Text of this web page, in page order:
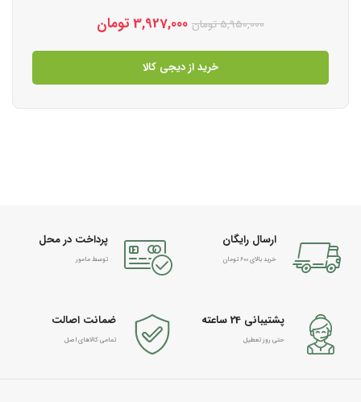
5,950,000تومان 3,927,000تومان
خرید از دیجی کالا
ارسال رایگان
خرید بالای 600 تومان
پرداخت در محل
توسط مامور
پشتیبانی 24 ساعته
حتی روز تعطیل
ضمانت اصالت
تمامی کالاهای اصل